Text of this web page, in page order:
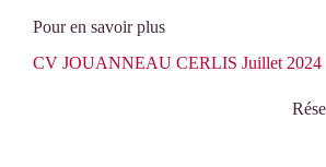
Pour en savoir plus
CV JOUANNEAU CERLIS Juillet 2024